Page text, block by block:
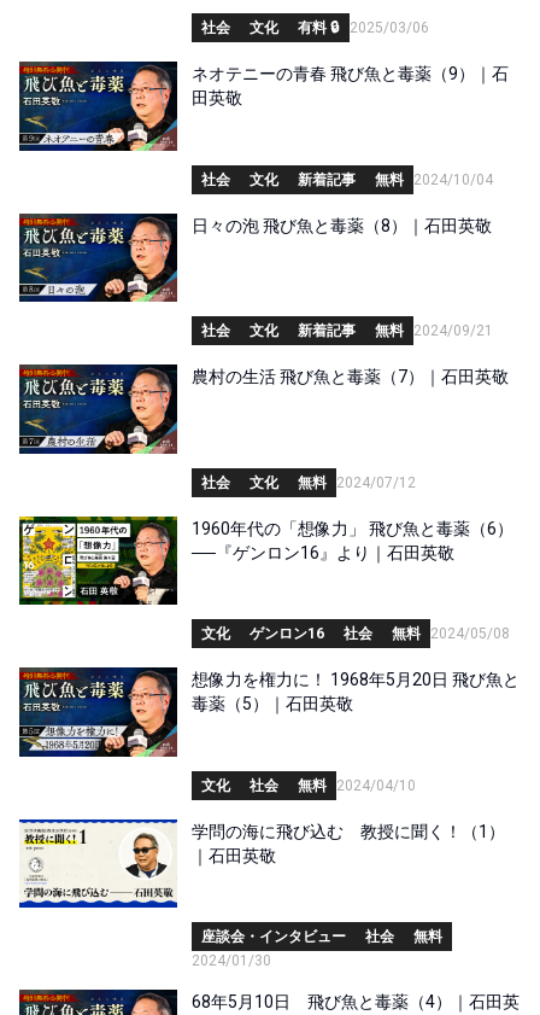
社会 文化 有料 🔒 2025/03/06
ネオテニーの青春 飛び魚と毒薬（9）｜石
田英敬
社会 文化 新着記事 無料 2024/10/04
日々の泡 飛び魚と毒薬（8）｜石田英敬
社会 文化 新着記事 無料 2024/09/21
農村の生活 飛び魚と毒薬（7）｜石田英敬
社会 文化 無料 2024/07/12
1960年代の「想像力」 飛び魚と毒薬（6）
──『ゲンロン16』より｜石田英敬
文化 ゲンロン16 社会 無料 2024/05/08
想像力を権力に！ 1968年5月20日 飛び魚と
毒薬（5）｜石田英敬
文化 社会 無料 2024/04/10
学問の海に飛び込む 教授に聞く！（1）
｜石田英敬
座談会・インタビュー 社会
無料
2024/01/30
68年5月10日 飛び魚と毒薬（4）｜石田英